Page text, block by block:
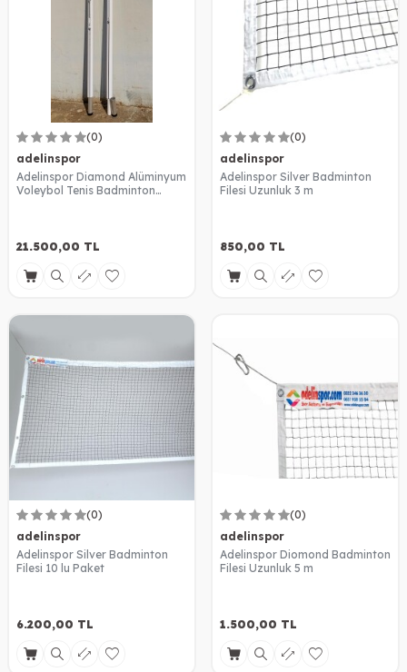
(0)
adelinspor
Adelinspor Diamond Alüminyum
Voleybol Tenis Badminton
21.500,00 TL
(0)
adelinspor
Adelinspor Silver Badminton
Filesi Uzunluk 3 m
850,00 TL
(0)
adelinspor
Adelinspor Silver Badminton
Filesi 10 lu Paket
6.200,00 TL
(0)
adelinspor
Adelinspor Diomond Badminton
Filesi Uzunluk 5 m
1.500,00 TL